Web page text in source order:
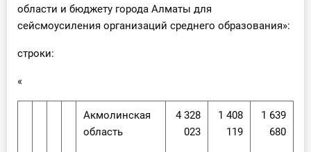
области и бюджету города Алматы для
сейсмоусиления организаций среднего образования»:
строки:
«
Акмолинская
область
4 328
023
1 408
119
1 639
680